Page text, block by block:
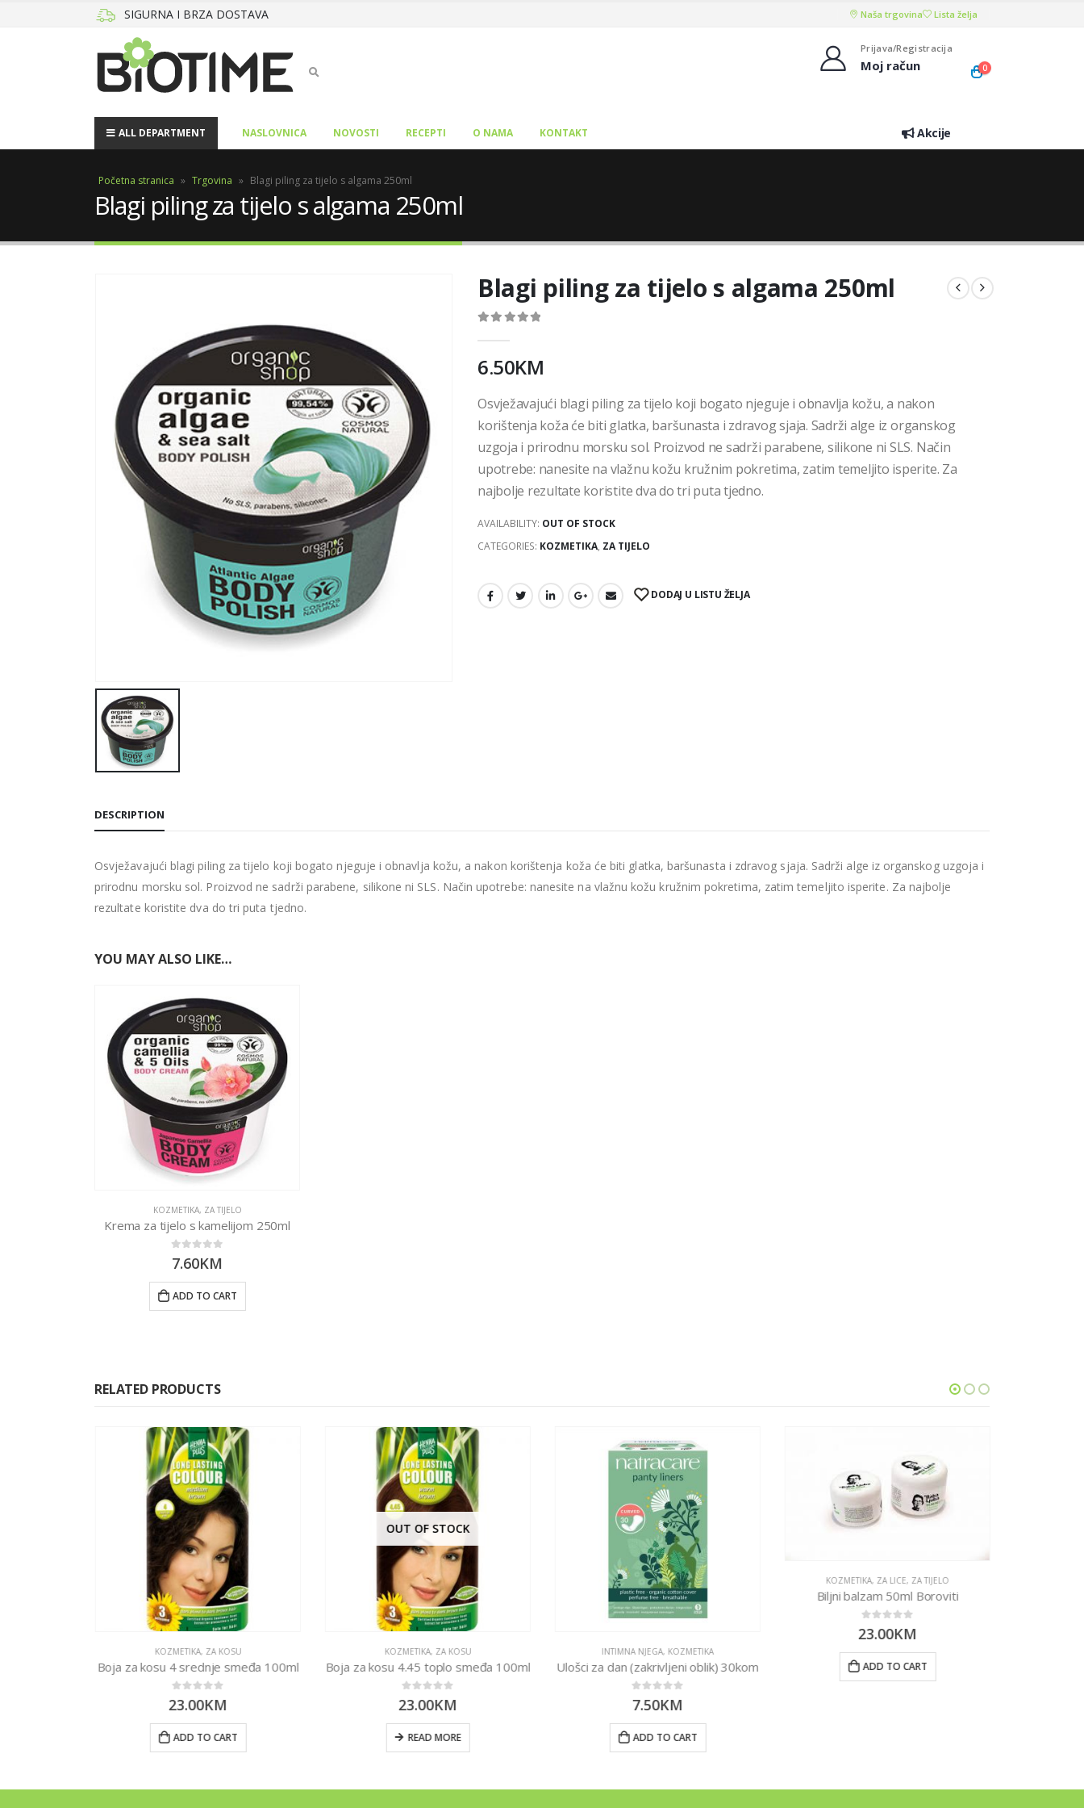
SIGURNA I BRZA DOSTAVA Naša trgovina Lista želja
Prijava/Registracija
Moj račun 0
ALL DEPARTMENT NASLOVNICA NOVOSTI RECEPTI O NAMA KONTAKT Akcije
Početna stranica » Trgovina » Blagi piling za tijelo s algama 250ml
Blagi piling za tijelo s algama 250ml
Blagi piling za tijelo s algama 250ml
6.50KM
Osvježavajući blagi piling za tijelo koji bogato njeguje i obnavlja kožu, a nakon
korištenja koža će biti glatka, baršunasta i zdravog sjaja. Sadrži alge iz organskog
uzgoja i prirodnu morsku sol. Proizvod ne sadrži parabene, silikone ni SLS. Način
upotrebe: nanesite na vlažnu kožu kružnim pokretima, zatim temeljito isperite. Za
najbolje rezultate koristite dva do tri puta tjedno.
AVAILABILITY: OUT OF STOCK
CATEGORIES: KOZMETIKA, ZA TIJELO
DODAJ U LISTU ŽELJA
DESCRIPTION
Osvježavajući blagi piling za tijelo koji bogato njeguje i obnavlja kožu, a nakon korištenja koža će biti glatka, baršunasta i zdravog sjaja. Sadrži alge iz organskog uzgoja i
prirodnu morsku sol. Proizvod ne sadrži parabene, silikone ni SLS. Način upotrebe: nanesite na vlažnu kožu kružnim pokretima, zatim temeljito isperite. Za najbolje
rezultate koristite dva do tri puta tjedno.
YOU MAY ALSO LIKE…
KOZMETIKA, ZA TIJELO
Krema za tijelo s kamelijom 250ml
0out of 5
7.60KM
ADD TO CART
RELATED PRODUCTS
KOZMETIKA, ZA KOSU
Boja za kosu 4 srednje smeđa 100ml
0 out of 5
23.00KM
ADD TO CART
OUT OF STOCK
KOZMETIKA, ZA KOSU
Boja za kosu 4.45 toplo smeđa 100ml
0 out of 5
23.00KM
READ MORE
INTIMNA NJEGA, KOZMETIKA
Ulošci za dan (zakrivljeni oblik) 30kom
0out of 5
7.50KM
ADD TO CART
KOZMETIKA, ZA LICE, ZA TIJELO
Biljni balzam 50ml Boroviti
0 out of 5
23.00KM
ADD TO CART